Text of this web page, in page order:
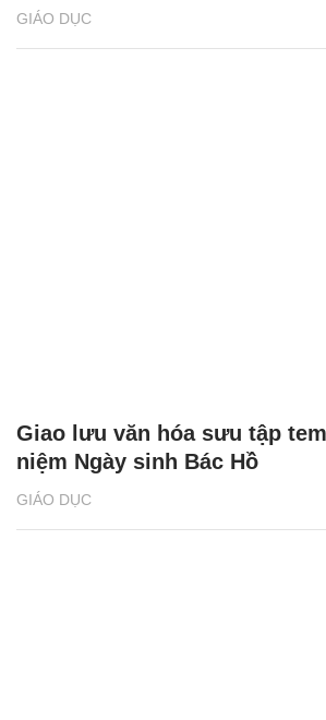
GIÁO DỤC
GIÁO DỤC
Giao lưu văn hóa sưu tập
niệm Ngày sinh Bác Hồ